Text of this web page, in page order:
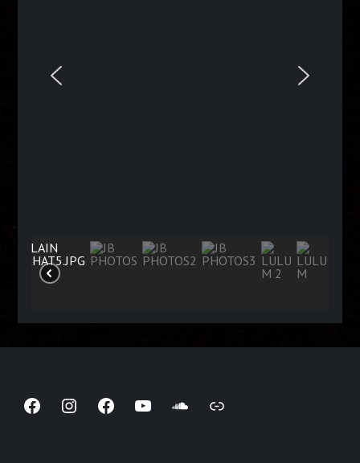
FacebookInstagram
Facebook
YouTubeSoundCloud
Lien